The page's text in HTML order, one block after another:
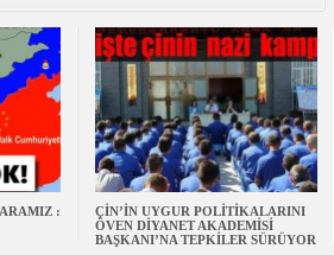
:
ÇİN’İN UYGUR POLİTİKALARINI
ÖVEN DİYANET AKADEMİSİ
BAŞKANI’NA TEPKİLER SÜRÜYOR